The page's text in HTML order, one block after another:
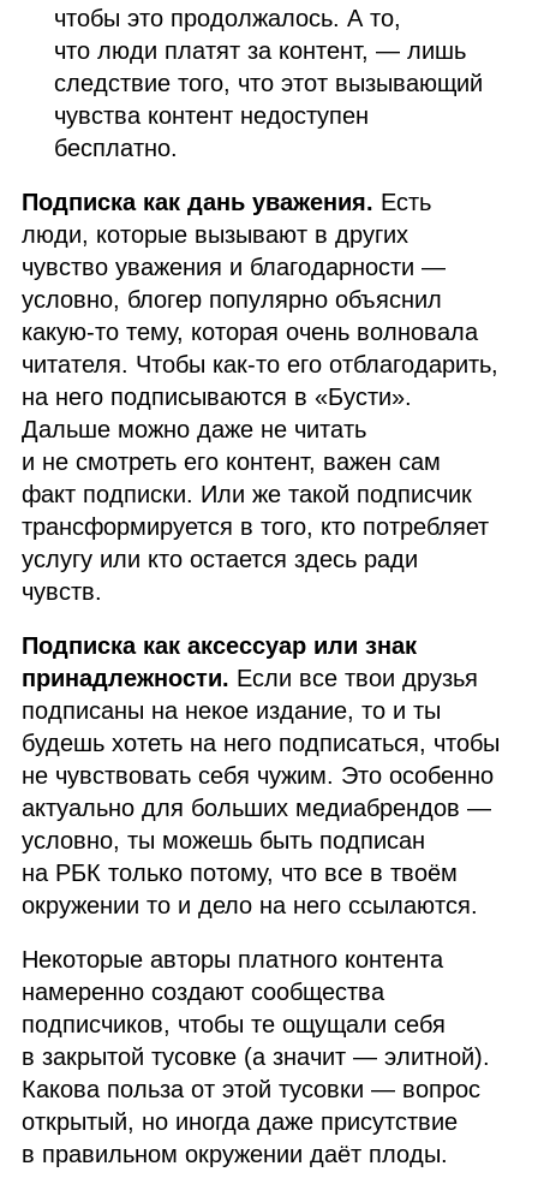
чтобы это продолжалось. А то,
что люди платят за контент, — лишь
следствие того, что этот вызывающий
чувства контент недоступен
бесплатно.
Подписка как дань уважения. Есть
люди, которые вызывают в других
чувство уважения и благодарности —
условно, блогер популярно объяснил
какую‑то тему, которая очень волновала
читателя. Чтобы как‑то его отблагодарить,
на него подписываются в «Бусти».
Дальше можно даже не читать
и не смотреть его контент, важен сам
факт подписки. Или же такой подписчик
трансформируется в того, кто потребляет
услугу или кто остается здесь ради
чувств.
Подписка как аксессуар или знак
принадлежности. Если все твои друзья
подписаны на некое издание, то и ты
будешь хотеть на него подписаться, чтобы
не чувствовать себя чужим. Это особенно
актуально для больших медиабрендов —
условно, ты можешь быть подписан
на РБК только потому, что все в твоём
окружении то и дело на него ссылаются.
Некоторые авторы платного контента
намеренно создают сообщества
подписчиков, чтобы те ощущали себя
в закрытой тусовке (а значит — элитной).
Какова польза от этой тусовки — вопрос
открытый, но иногда даже присутствие
в правильном окружении даёт плоды.